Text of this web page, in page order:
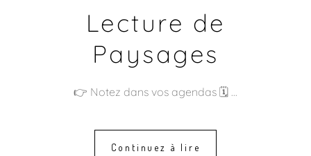
Lecture de
Paysages
👉 Notez dans vos agendas 🗓️
Continuez à lire